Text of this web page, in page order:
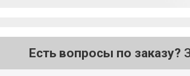
Есть вопросы по заказу?